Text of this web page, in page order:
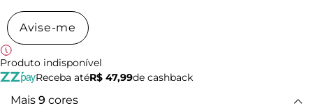
Avise-me
Produto indisponível
Receba atéR$ 47,99de cashback
Mais 9 cores